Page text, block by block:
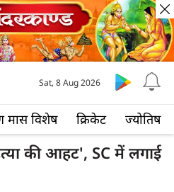
मास विशेष क्रिकेट ज्योतिष
Sat, 8 Aug 2026
की आहट', SC में लगाई